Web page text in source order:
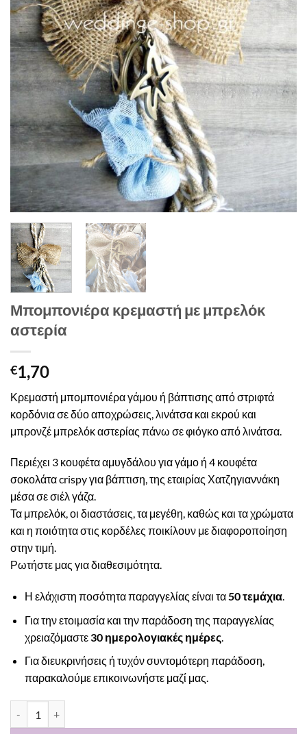
Μπομπονιέρα κρεμαστή με μπρελόκ
αστερία
€1,70
Κρεμαστή μπομπονιέρα γάμου ή βάπτισης από στριφτά
κορδόνια σε δύο αποχρώσεις, λινάτσα και εκρού και
μπρονζέ μπρελόκ αστερίας πάνω σε φιόγκο από λινάτσα.
Περιέχει 3 κουφέτα αμυγδάλου για γάμο ή 4 κουφέτα
σοκολάτα crispy για βάπτιση, της εταιρίας Χατζηγιαννάκη
μέσα σε σιέλ γάζα.
Τα μπρελόκ, οι διαστάσεις, τα μεγέθη, καθώς και τα χρώματα
και η ποιότητα στις κορδέλες ποικίλουν με διαφοροποίηση
στην τιμή.
Ρωτήστε μας για διαθεσιμότητα.
Η ελάχιστη ποσότητα παραγγελίας είναι τα50 τεμάχια.
Για την ετοιμασία και την παράδοση της παραγγελίας
χρειαζόμαστε30 ημερολογιακές ημέρες.
Για διευκρινήσεις ή τυχόν συντομότερη παράδοση,
παρακαλούμεεπικοινωνήστε μαζί μας.